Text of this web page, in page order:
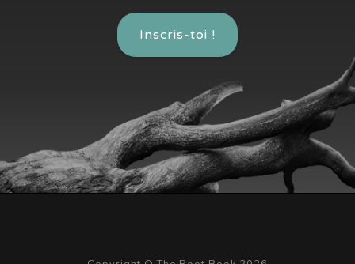
Inscris-toi !